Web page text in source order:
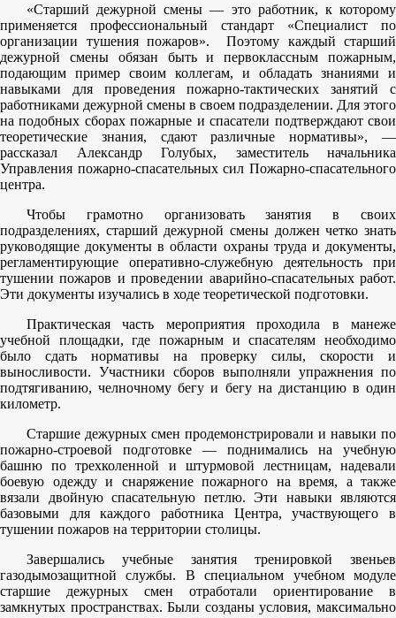
«Старший дежурной смены — это работник, к которому
применяется профессиональный стандарт «Специалист по
организации тушения пожаров». Поэтому каждый старший
дежурной смены обязан быть и первоклассным пожарным,
подающим пример своим коллегам, и обладать знаниями и
навыками для проведения пожарно-тактических занятий с
работниками дежурной смены в своем подразделении. Для этого
на подобных сборах пожарные и спасатели подтверждают свои
теоретические знания, сдают различные нормативы», —
рассказал Александр Голубых, заместитель начальника
Управления пожарно-спасательных сил Пожарно-спасательного
центра.
Чтобы грамотно организовать занятия в своих
подразделениях, старший дежурной смены должен четко знать
руководящие документы в области охраны труда и документы,
регламентирующие оперативно-служебную деятельность при
тушении пожаров и проведении аварийно-спасательных работ.
Эти документы изучались в ходе теоретической подготовки.
Практическая часть мероприятия проходила в манеже
учебной площадки, где пожарным и спасателям необходимо
было сдать нормативы на проверку силы, скорости и
выносливости. Участники сборов выполняли упражнения по
подтягиванию, челночному бегу и бегу на дистанцию в один
километр.
Старшие дежурных смен продемонстрировали и навыки по
пожарно-строевой подготовке — поднимались на учебную
башню по трехколенной и штурмовой лестницам, надевали
боевую одежду и снаряжение пожарного на время, а также
вязали двойную спасательную петлю. Эти навыки являются
базовыми для каждого работника Центра, участвующего в
тушении пожаров на территории столицы.
Завершались учебные занятия тренировкой звеньев
газодымозащитной службы. В специальном учебном модуле
старшие дежурных смен отработали ориентирование в
замкнутых пространствах. Были созданы условия, максимально